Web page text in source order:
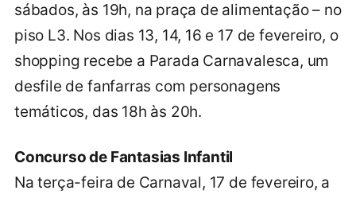
sábados, às 19h, na praça de alimentação – no
piso L3. Nos dias 13, 14, 16 e 17 de fevereiro, o
shopping recebe a Parada Carnavalesca, um
desfile de fanfarras com personagens
temáticos, das 18h às 20h.
Concurso de Fantasias Infantil
Na terça-feira de Carnaval, 17 de fevereiro, a